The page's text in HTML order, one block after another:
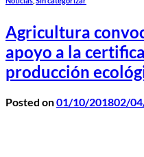
Agricultura
apoyo a la
producción
Posted on01/10/201802/